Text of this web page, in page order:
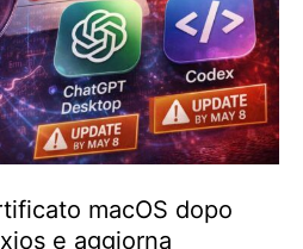
macOS dopo
e aggiorna